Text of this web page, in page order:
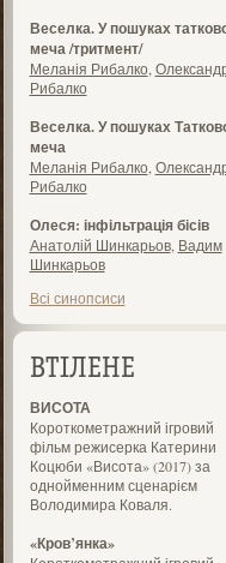
Веселка. У пошуках
меча /тритмент/
Меланія Рибалко
Рибалко
Веселка. У пошуках
меча
Меланія Рибалко
Рибалко
Олеся: інфільтрація бісів
Анатолій Шинкарьов, Вадим
Шинкарьов
Всі синопсиси
ВТІЛЕНЕ
ВИСОТА
Короткометражний ігровий
фільм режисерка Катерини
Коцюби «Висота» (2017) за
однойменним сценарієм
Володимира Коваля.
«Кров’янка»